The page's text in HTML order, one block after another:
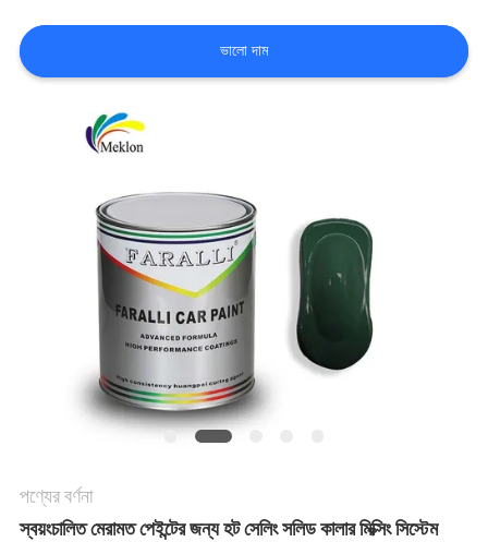
খবর
নীতি
ভালো দাম
পণ্যের বর্ণনা
স্বয়ংচালিত মেরামত পেইন্টের জন্য হট সেলিং সলিড কালার মিক্সিং সিস্টেম